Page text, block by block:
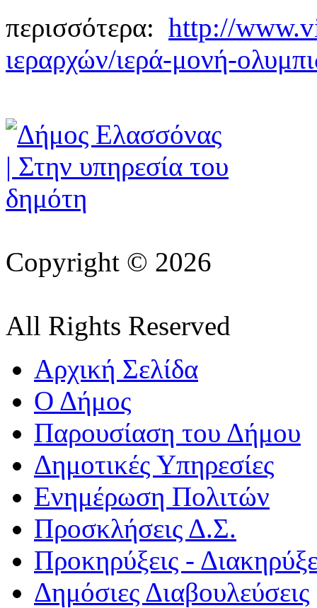
περισσότερα: http://
ιεραρχών/ιερά-μονή-
Copyright © 2026
All Rights Reserved
Αρχική Σελίδα
Ο Δήμος
Παρουσίαση του Δήμου
Δημοτικές Υπηρεσίες
Ενημέρωση Πολιτών
Προσκλήσεις Δ.Σ.
Προκηρύξεις -
Δημόσιες Διαβουλεύσεις